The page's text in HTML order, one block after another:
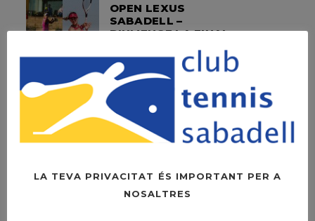
OPEN LEXUS
SABADELL –
DIUMENGE LA FINAL
OPEN LEXUS
SABADELL – ORDER
OF PLAY SINGLES &
LA TEVA PRIVACITAT ÉS IMPORTANT PER A
NOSALTRES